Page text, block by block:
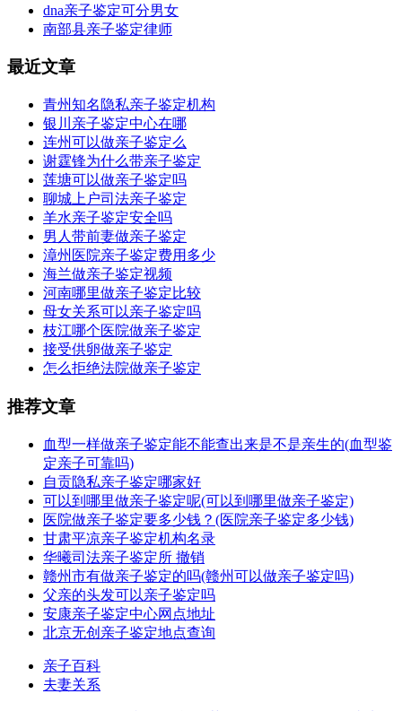
dna亲子鉴定可分男女
南部县亲子鉴定律师
最近文章
青州知名隐私亲子鉴定机构
银川亲子鉴定中心在哪
连州可以做亲子鉴定么
谢霆锋为什么带亲子鉴定
莲塘可以做亲子鉴定吗
聊城上户司法亲子鉴定
羊水亲子鉴定安全吗
男人带前妻做亲子鉴定
漳州医院亲子鉴定费用多少
海兰做亲子鉴定视频
河南哪里做亲子鉴定比较
母女关系可以亲子鉴定吗
枝江哪个医院做亲子鉴定
接受供卵做亲子鉴定
怎么拒绝法院做亲子鉴定
推荐文章
血型一样做亲子鉴定能不能查出来是不是亲生的(血型鉴
定亲子可靠吗)
自贡隐私亲子鉴定哪家好
可以到哪里做亲子鉴定呢(可以到哪里做亲子鉴定)
医院做亲子鉴定要多少钱？(医院亲子鉴定多少钱)
甘肃平凉亲子鉴定机构名录
华曦司法亲子鉴定所 撤销
赣州市有做亲子鉴定的吗(赣州可以做亲子鉴定吗)
父亲的头发可以亲子鉴定吗
安康亲子鉴定中心网点地址
北京无创亲子鉴定地点查询
亲子百科
夫妻关系